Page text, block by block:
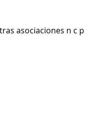
asociaciones n c p